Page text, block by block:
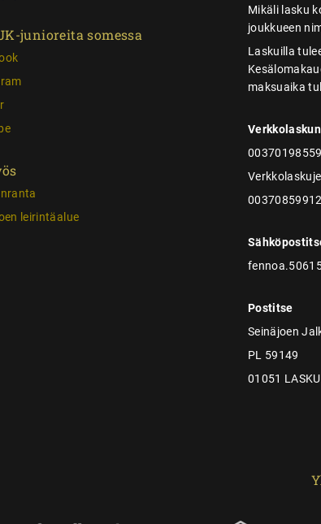
junioreita somessa
leirintäalue
Mikäli lasku
joukkueen
Laskuilla
maksuaika
Postitse
Seinäjoen
PL 59149
01051